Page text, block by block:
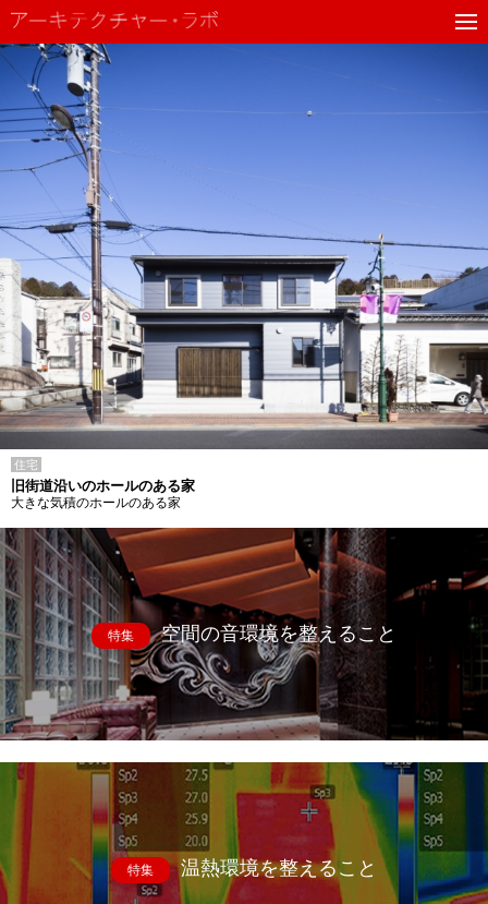
住宅
旧街道沿いのホールのある家
大きな気積のホールのある家
特集 空間の音環境を整えること
特集 温熱環境を整えること